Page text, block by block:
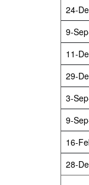
24-
9-
11-
29-
3-
9-
16-
28-